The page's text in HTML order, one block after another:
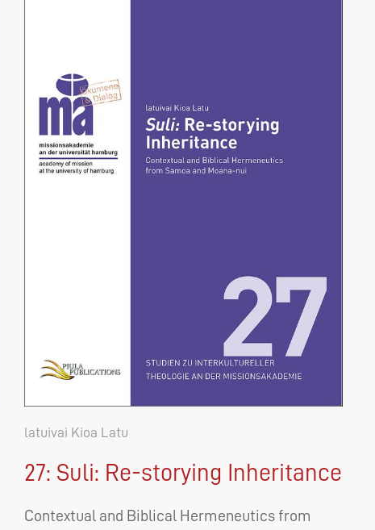
latuivai Kioa Latu
27: Suli: Re-storying Inheritance
Contextual and Biblical Hermeneutics from